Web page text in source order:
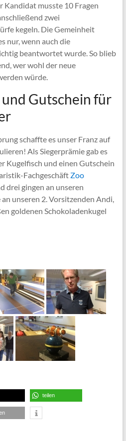
Kandidat musste 10 Fragen
zwei
kegeln. Die Gemeinheit
nur, wenn auch die
beantwortet wurde. So blieb
wer wohl der neue
würde.
Gutschein für
schaffte es unser Franz auf
Als Siegerprämie gab es
Kugelfisch und einen Gutschein
Fachgeschäft Zoo
drei gingen an unseren
unseren 2. Vorsitzenden Andi,
goldenen Schokoladenkugel
teilen